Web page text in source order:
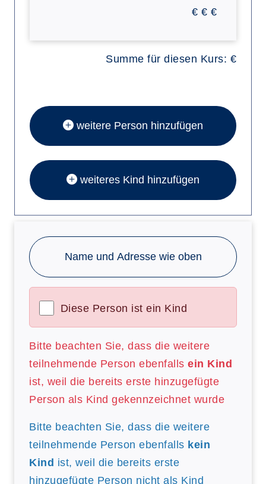
€ € €
Summe für diesen Kurs: €
weitere Person hinzufügen
weiteres Kind hinzufügen
Name und Adresse wie oben
Diese Person ist ein Kind
Bitte beachten Sie, dass die weitere
teilnehmende Person ebenfalls ein Kind
ist, weil die bereits erste hinzugefügte
Person als Kind gekennzeichnet wurde
Bitte beachten Sie, dass die weitere
teilnehmende Person ebenfalls kein
Kind ist, weil die bereits erste
hinzugefügte Person nicht als Kind